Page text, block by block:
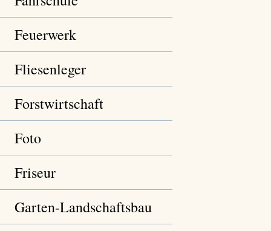
Feuerwerk
Fliesenleger
Forstwirtschaft
Foto
Friseur
Garten-Landschaftsbau